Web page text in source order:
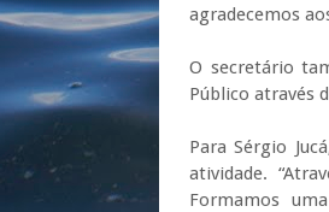
agradecemos
O secretário
Público através
Para Sérgio
atividade.
Formamos